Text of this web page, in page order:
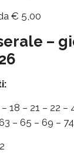
€ 5,00
–
18 – 21 – 22
– 65 – 69 – 74